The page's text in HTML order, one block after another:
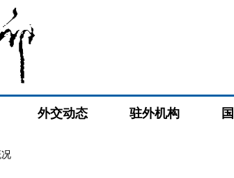
外交动态 驻外机构